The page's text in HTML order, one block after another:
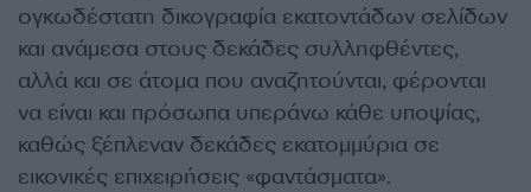
ογκωδέστατη δικογραφία εκατοντάδων σελίδων
και ανάμεσα στους δεκάδες συλληφθέντες,
αλλά και σε άτομα που αναζητούνται, φέρονται
να είναι και πρόσωπα υπεράνω κάθε υποψίας,
καθώς ξέπλεναν δεκάδες εκατομμύρια σε
εικονικές επιχειρήσεις «φαντάσματα».